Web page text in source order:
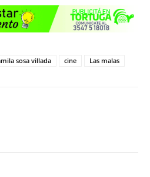
sosa villada cine Las malas